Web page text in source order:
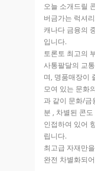
오늘 소개드릴
버금가는 럭셔
캐나다 금융의
입니다.
토론토 최고의
사통팔달의 교
며, 명품매장이
모여 있는 문화
과 같이 문화/금
분 , 차별된 콘
인접하여 있어
립니다.
최고급 자재만
완전 차별화되